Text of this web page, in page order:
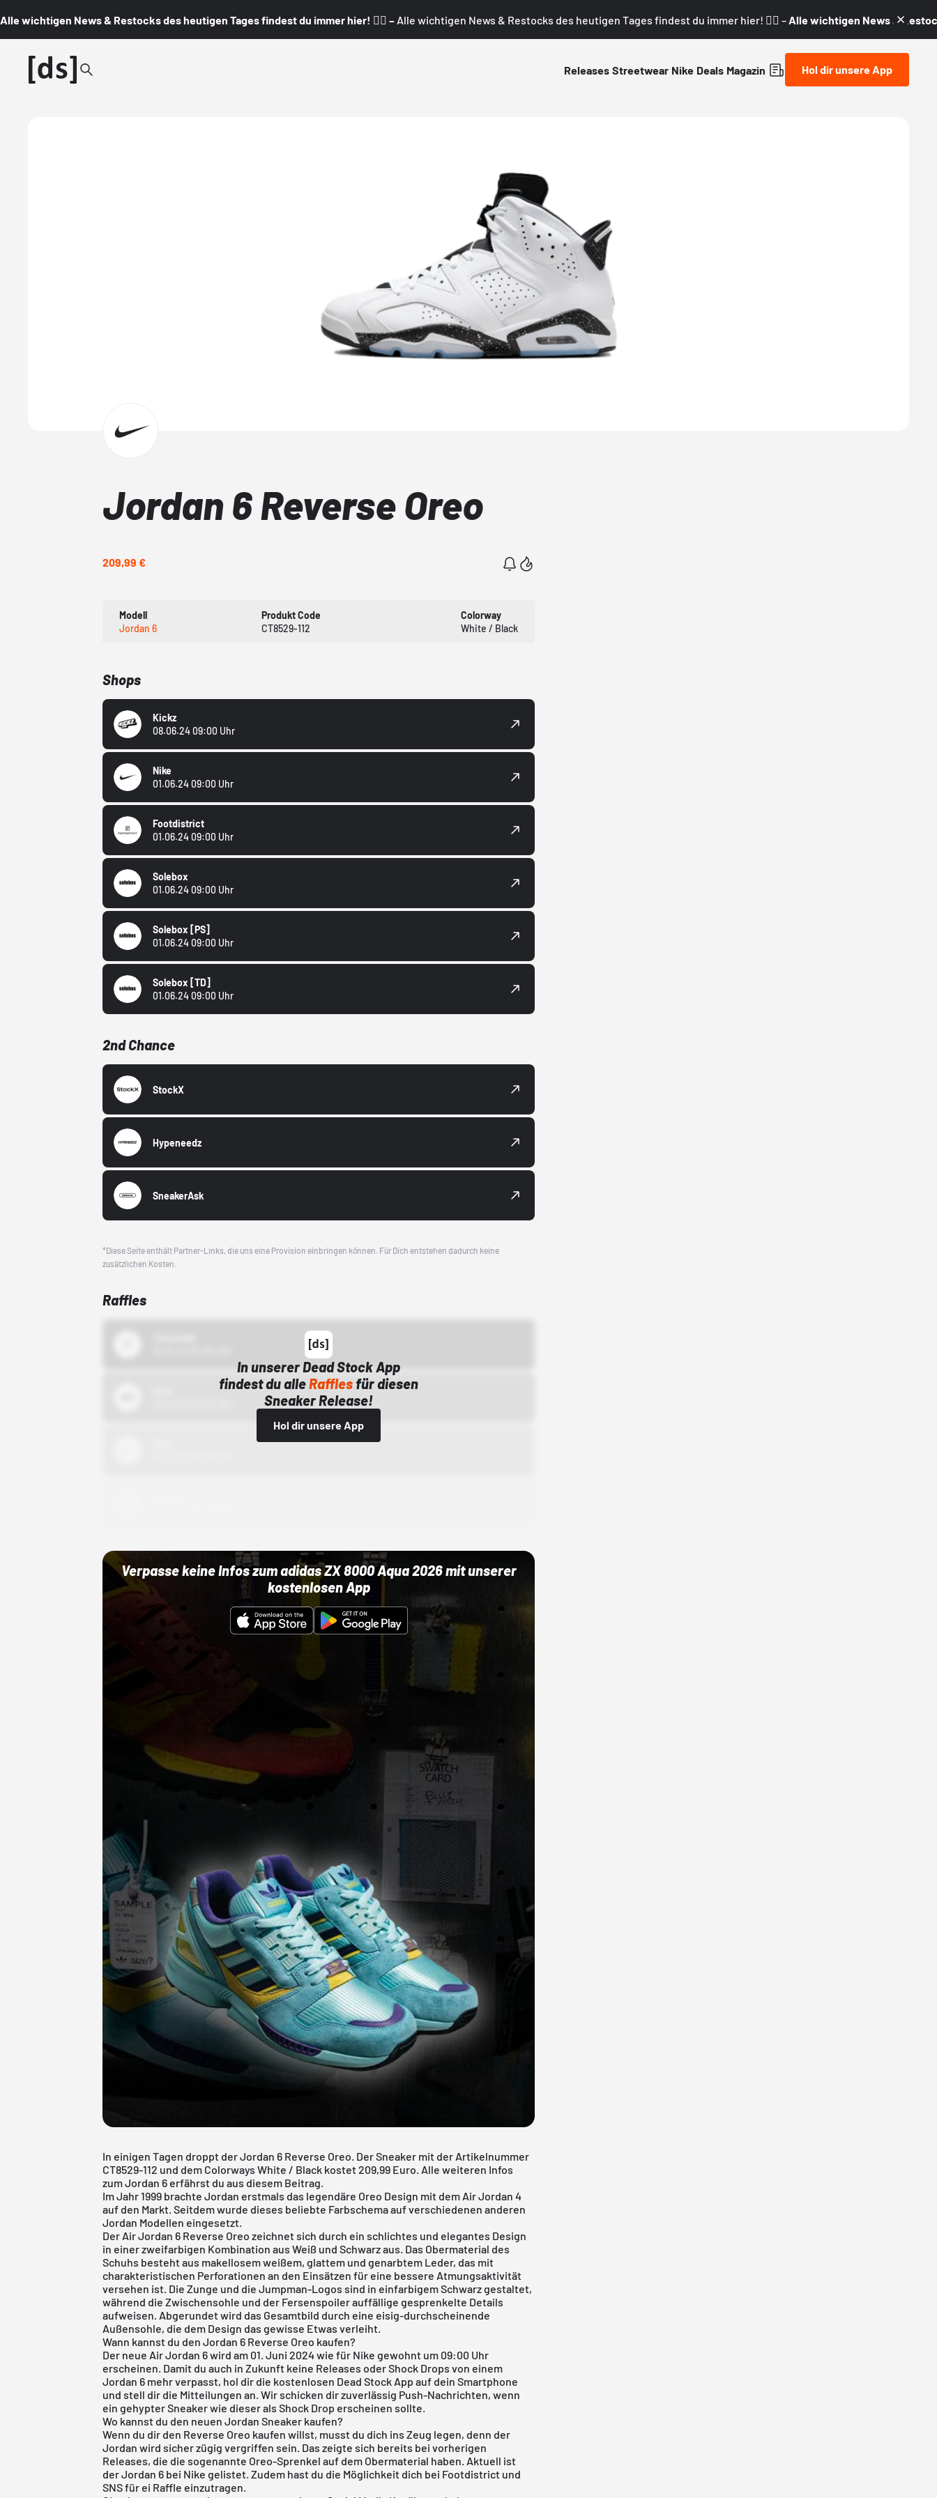
Alle wichtigen News & Restocks des heutigen Tages findest du immer hier! 👇🏼 – Alle wichtigen News & Restocks des heutigen Tages findest du immer hier! 👇🏼 – Alle wichtigen News &
Releases Streetwear Nike Deals Magazin Hol dir unsere App
Jordan 6 Reverse Oreo
209,99 €
Modell
Jordan 6
Produkt Code
CT8529-112
Colorway
White / Black
Shops
Kickz
08.06.24 09:00 Uhr
Nike
01.06.24 09:00 Uhr
Footdistrict
01.06.24 09:00 Uhr
Solebox
01.06.24 09:00 Uhr
Solebox [PS]
01.06.24 09:00 Uhr
Solebox [TD]
01.06.24 09:00 Uhr
2nd Chance
StockX
Hypeneedz
SneakerAsk
*Diese Seite enthält Partner-Links, die uns eine Provision einbringen können. Für Dich entstehen dadurch keine
zusätzlichen Kosten.
Raffles
In unserer Dead Stock App
findest du alleRaffles für diesen
Sneaker Release!
Hol dir unsere App
Verpasse keine Infos zum adidas ZX 8000 Aqua 2026 mit unserer
kostenlosen App
In einigen Tagen droppt der Jordan 6 Reverse Oreo. Der Sneaker mit der Artikelnummer
CT8529-112 und dem Colorways White / Black kostet 209,99 Euro. Alle weiteren Infos
zum Jordan 6 erfährst du aus diesem Beitrag.
Im Jahr 1999 brachte Jordan erstmals das legendäre Oreo Design mit dem Air Jordan 4
auf den Markt. Seitdem wurde dieses beliebte Farbschema auf verschiedenen anderen
Jordan Modellen eingesetzt.
Der Air Jordan 6 Reverse Oreo zeichnet sich durch ein schlichtes und elegantes Design
in einer zweifarbigen Kombination aus Weiß und Schwarz aus. Das Obermaterial des
Schuhs besteht aus makellosem weißem, glattem und genarbtem Leder, das mit
charakteristischen Perforationen an den Einsätzen für eine bessere Atmungsaktivität
versehen ist. Die Zunge und die Jumpman-Logos sind in einfarbigem Schwarz gestaltet,
während die Zwischensohle und der Fersenspoiler auffällige gesprenkelte Details
aufweisen. Abgerundet wird das Gesamtbild durch eine eisig-durchscheinende
Außensohle, die dem Design das gewisse Etwas verleiht.
Wann kannst du den Jordan 6 Reverse Oreo kaufen?
Der neue Air Jordan 6 wird am 01. Juni 2024 wie für Nike gewohnt um 09:00 Uhr
erscheinen. Damit du auch in Zukunft keine Releases oder Shock Drops von einem
Jordan 6 mehr verpasst, hol dir die kostenlosen Dead Stock App auf dein Smartphone
und stell dir die Mitteilungen an. Wir schicken dir zuverlässig Push-Nachrichten, wenn
ein gehypter Sneaker wie dieser als Shock Drop erscheinen sollte.
Wo kannst du den neuen Jordan Sneaker kaufen?
Wenn du dir den Reverse Oreo kaufen willst, musst du dich ins Zeug legen, denn der
Jordan wird sicher zügig vergriffen sein. Das zeigte sich bereits bei vorherigen
Releases, die die sogenannte Oreo-Sprenkel auf dem Obermaterial haben. Aktuell ist
der Jordan 6 bei Nike gelistet. Zudem hast du die Möglichkeit dich bei Footdistrict und
SNS für ei Raffle einzutragen.